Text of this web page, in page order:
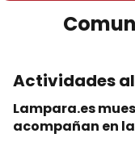
Actividades
Lampara.es
acompañan en